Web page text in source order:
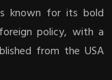
known for its bold
policy, with a
from the USA